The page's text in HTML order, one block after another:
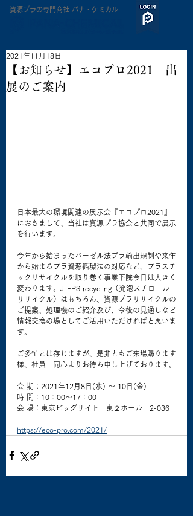
​資源プラの専門商社 パナ・ケミカル
【お知らせ】エコプロ2021 出
展のご案内
2021年11月18日
日本最大の環境関連の展示会『エコプロ2021』
におきまして、当社は資源プラ協会と共同で展示
を行います。
今年から始まったバーゼル法プラ輸出規制や来年
から始まるプラ資源循環法の対応など、プラスチ
ックリサイクルを取り巻く事業下院今日は大きく
変わります。J-EPS recycling（発泡スチロール
リサイクル）はもちろん、資源プラリサイクルの
ご提案、処理機のご紹介及び、今後の見通しなど
情報交換の場としてご活用いただければと思いま
す。
ご多忙とは存じますが、是非ともご来場賜ります
様、社員一同心よりお待ち申し上げております。
会 期：2021年12月8日(水) 〜 10日(金)
時 間：10：00〜17：00
会 場：東京ビッグサイト　東２ホール　2-036
https://eco-pro.com/2021/